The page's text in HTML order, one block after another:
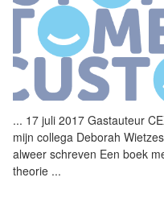
... 17 juli 2017 Gastauteur
mijn collega Deborah
alweer schreven Een boek
theorie ...